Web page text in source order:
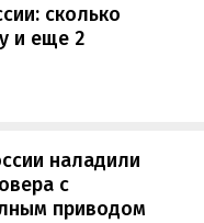
сколько
и еще 2
наладили
с
приводом